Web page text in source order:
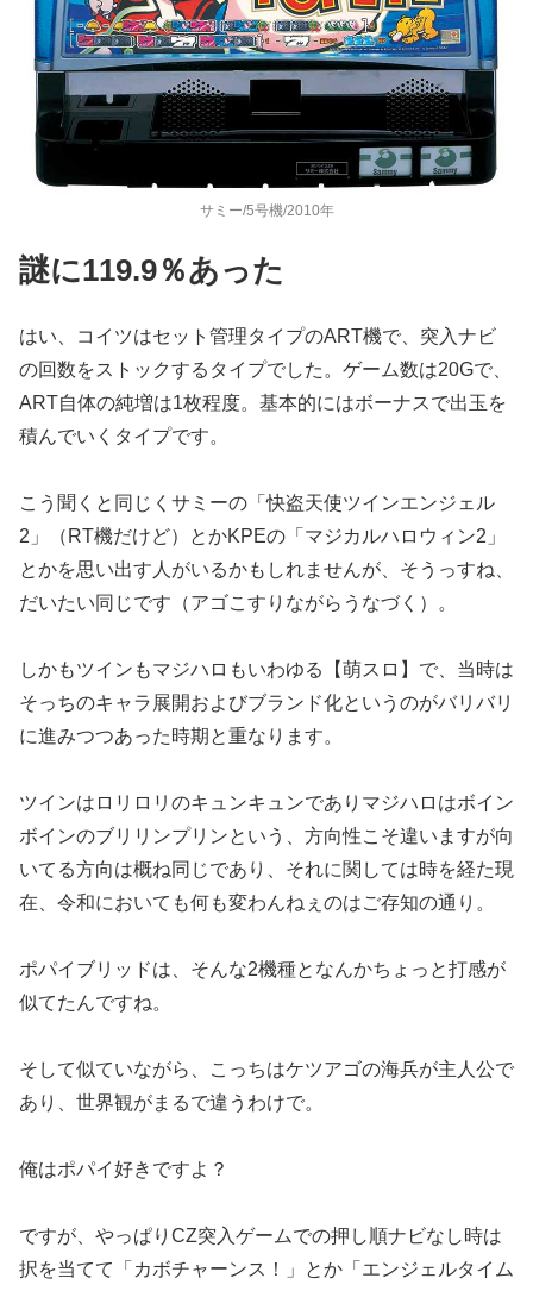
サミー/5号機/2010年
謎に119.9％あった
はい、コイツはセット管理タイプのART機で、突入ナビ
の回数をス トックするタイプでした。ゲーム数は20Gで、
ART自体の純増は1枚程度。基本的にはボーナスで出玉を
積んでい くタイプです。
こう聞くと同じくサミーの「快盗天使ツインエンジェル
2」（RT機だけど）とかKPEの「マジカルハロウィン2」
とかを思い出す 人がいるかもしれませんが、そうっすね、
だいたい同じです（アゴこすりながらうなづく）。
しかもツインもマジハロもいわゆる【萌スロ】で、当時は
そっちのキャラ展開およびブランド化というのがバリバリ
に進みつつあった時期と重なります。
ツインはロリロリのキュンキュンでありマジハロはボイン
ボインのブリリンプリンという、方向性こそ違いますが向
いてる方向は概ね同 じであり、それに関しては時を経た現
在、令和においても何も変わんねぇのはご存知の通り。
ポパイブリッドは、そんな2機種となんかちょっと打感が
似てたんですね。
そして似ていながら、こっちはケツアゴの海兵が主人公で
あり、世界観がまるで違うわけで。
俺はポパイ好きですよ？
ですが、やっぱりCZ突入ゲームでの押し順ナビなし時は
択を当てて「カボチャーンス！」とか「エンジェルタイム